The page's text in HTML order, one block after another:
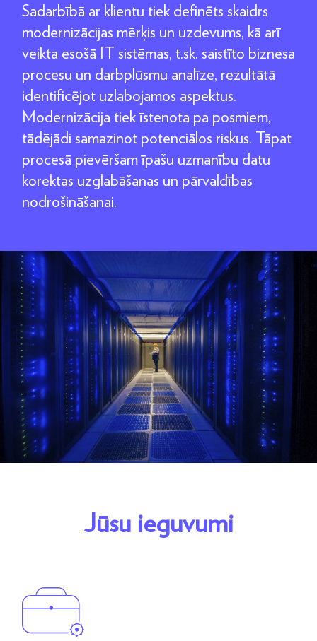
Sadarbībā ar klientu tiek definēts skaidrs
modernizācijas mērķis un uzdevums, kā arī
veikta esošā IT sistēmas, t.sk. saistīto biznesa
procesu un darbplūsmu analīze, rezultātā
identificējot uzlabojamos aspektus.
Modernizācija tiek īstenota pa posmiem,
tādējādi samazinot potenciālos riskus. Tāpat
procesā pievēršam īpašu uzmanību datu
korektas uzglabāšanas un pārvaldības
nodrošināšanai.
Jūsu ieguvumi